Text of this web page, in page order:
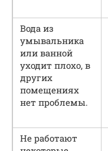
Вода из
умывальника
или ванной
уходит плохо, в
других
помещениях
нет проблемы.
Не работают